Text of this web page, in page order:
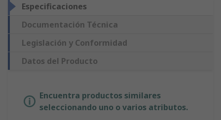
Especificaciones
Documentación Técnica
Legislación y Conformidad
Datos del Producto
Encuentra productos similares
seleccionando uno o varios atributos.